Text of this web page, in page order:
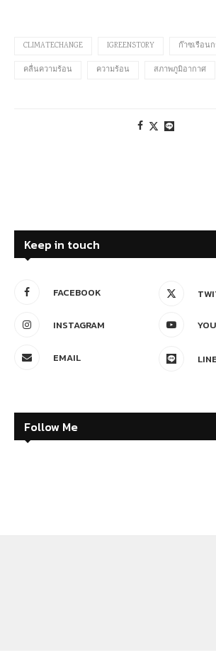
CLIMATECHANGE IGREENSTORY ก๊าซเรือน
คลื่นความร้อน ความร้อน สภาพภูมิอากาศ
Keep in touch
FACEBOOK
INSTAGRAM
EMAIL LINE
Follow Me